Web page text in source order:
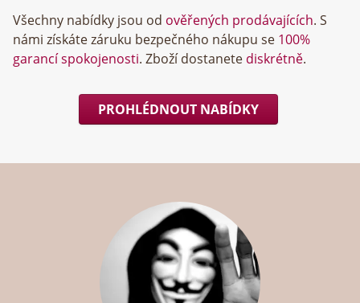
Všechny nabídky jsou od ověřených prodávajících. S
námi získáte záruku bezpečného nákupu se 100%
garancí spokojenosti. Zboží dostanete diskrétně.
PROHLÉDNOUT NABÍDKY